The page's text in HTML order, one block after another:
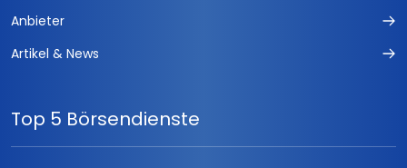
Anbieter
Artikel & News
Top 5 Börsendienste